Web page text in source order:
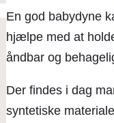
En god babydyne
hjælpe med at
åndbar og
Der findes i dag
syntetiske